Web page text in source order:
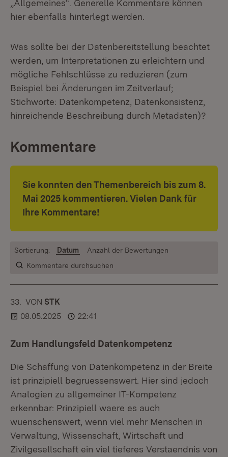
„Allgemeines“. Generelle Kommentare können
hier ebenfalls hinterlegt werden.
Was sollte bei der Datenbereitstellung beachtet
werden, um Interpretationen zu erleichtern und
mögliche Fehlschlüsse zu reduzieren (zum
Beispiel bei Änderungen im Zeitverlauf;
Stichworte: Datenkompetenz, Datenkonsistenz,
hinreichende Beschreibung durch Metadaten)?
Kommentare
Sie konnten den Themenbereich bis zum 8.
Mai 2025 kommentieren. Vielen Dank für
Ihre Kommentare!
Kommentare durchsuchen
Sortierung: Datum Anzahl der Bewertungen
33. KOMMENTAR
VON :STK
08.05.2025
22:41
Zum Handlungsfeld Datenkompetenz
Die Schaffung von Datenkompetenz in der Breite
ist prinzipiell begruessenswert. Hier sind jedoch
Analogien zu allgemeiner IT-Kompetenz
erkennbar: Prinzipiell waere es auch
wuenschenswert, wenn viel mehr Menschen in
Verwaltung, Wissenschaft, Wirtschaft und
Zivilgesellschaft ein viel tieferes Verstaendnis von